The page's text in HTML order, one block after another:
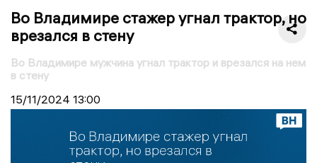
Во Владимире стажер угнал трактор, но
врезался в стену
Во Владимире мужчина угнал трактор и врезался на нем
в стену
15/11/2024 13:00